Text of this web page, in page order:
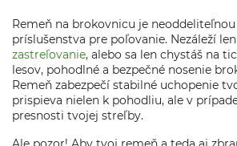
Remeň na brokovnicu je
príslušenstva pre poľovanie. Nezáleží
zastreľovanie, alebo sa len chystáš na
lesov, pohodlné a bezpečné nosenie
Remeň zabezpečí stabilné uchopenie
prispieva nielen k pohodliu, ale v
presnosti tvojej streľby.